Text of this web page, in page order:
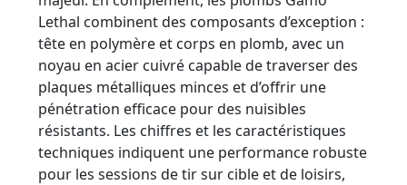
Lethal combinent des composants d’exception :
tête en polymère et corps en plomb, avec un
noyau en acier cuivré capable de traverser des
plaques métalliques minces et d’offrir une
pénétration efficace pour des nuisibles
résistants. Les chiffres et les caractéristiques
techniques indiquent une performance robuste
pour les sessions de tir sur cible et de loisirs,